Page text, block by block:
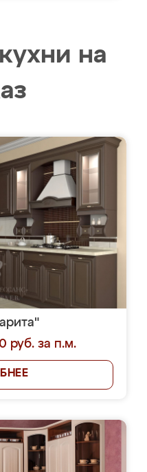
на
руб. за п.м.